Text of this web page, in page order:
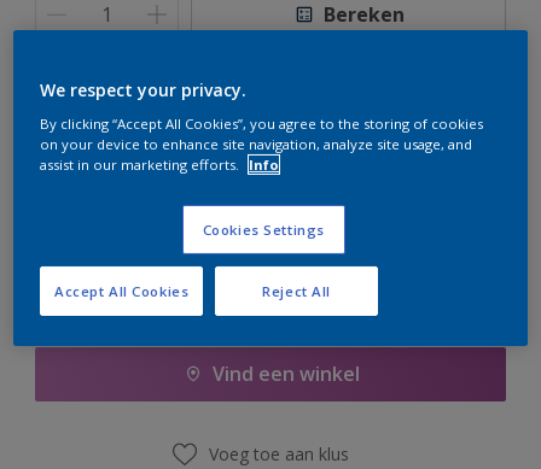
Bereken
Op dit moment is het niet mogelijk dit product online
te bestellen. Houd de website in de gaten, we werken
er hard aan om de voorraad aan te vullen.
Boodschappenlijst
Vind een winkel
Voeg toe aan klus
We respect your privacy.
By clicking “Accept All Cookies”, you agree to the storing of cookies
on your device to enhance site navigation, analyze site usage, and
assist in our marketing efforts.
Info
Cookies Settings
Reject All
Accept All Cookies